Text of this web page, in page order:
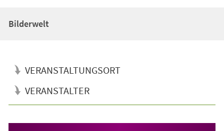
Bilderwelt
VERANSTALTUNGSORT
VERANSTALTER